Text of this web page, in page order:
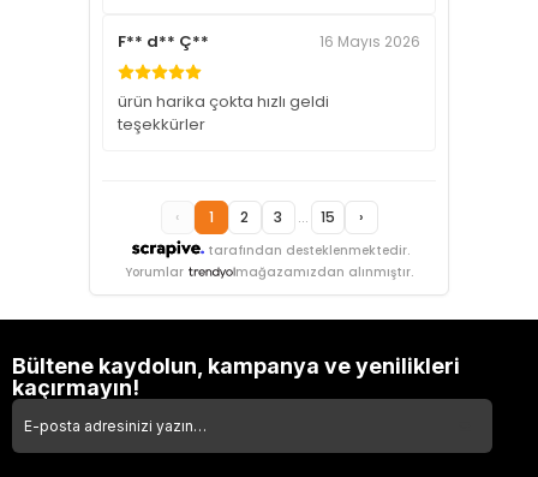
F** d** Ç** 16 Mayıs 2026
ürün harika çokta hızlı geldi
teşekkürler
tarafından desteklenmektedir.
‹ 1 2 3 ... 15 ›
Yorumlar mağazamızdan alınmıştır.
Bültene kaydolun, kampanya ve yenilikleri
kaçırmayın!